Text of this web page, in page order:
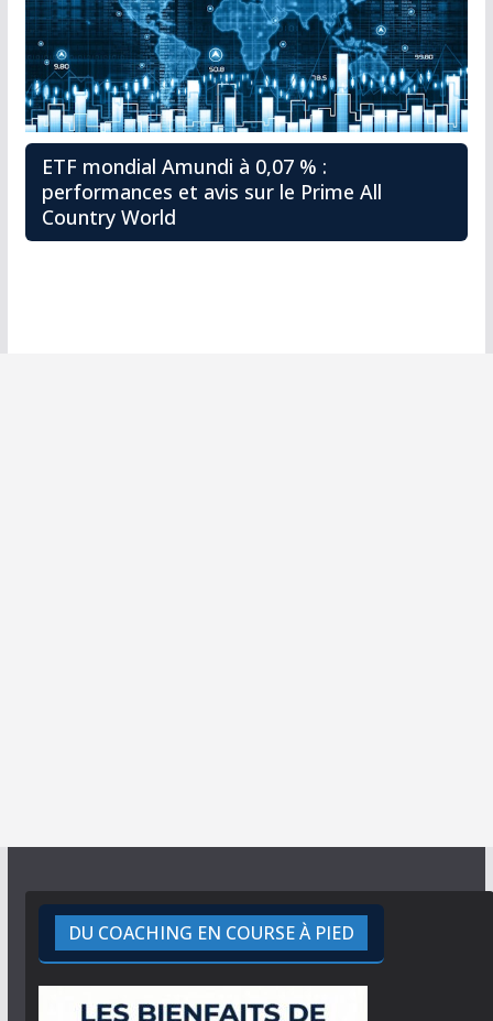
ETF mondial Amundi à 0,07 % :
performances et avis sur le Prime All
Country World
DU COACHING EN COURSE À PIED